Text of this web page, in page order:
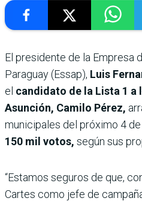
El presidente de la Empresa
Paraguay (Essap), Luis
el candidato de la Lista 1 a
Asunción, Camilo Pérez,
municipales del próximo 4
150 mil votos, según sus
“Estamos seguros de que,
Cartes como jefe de